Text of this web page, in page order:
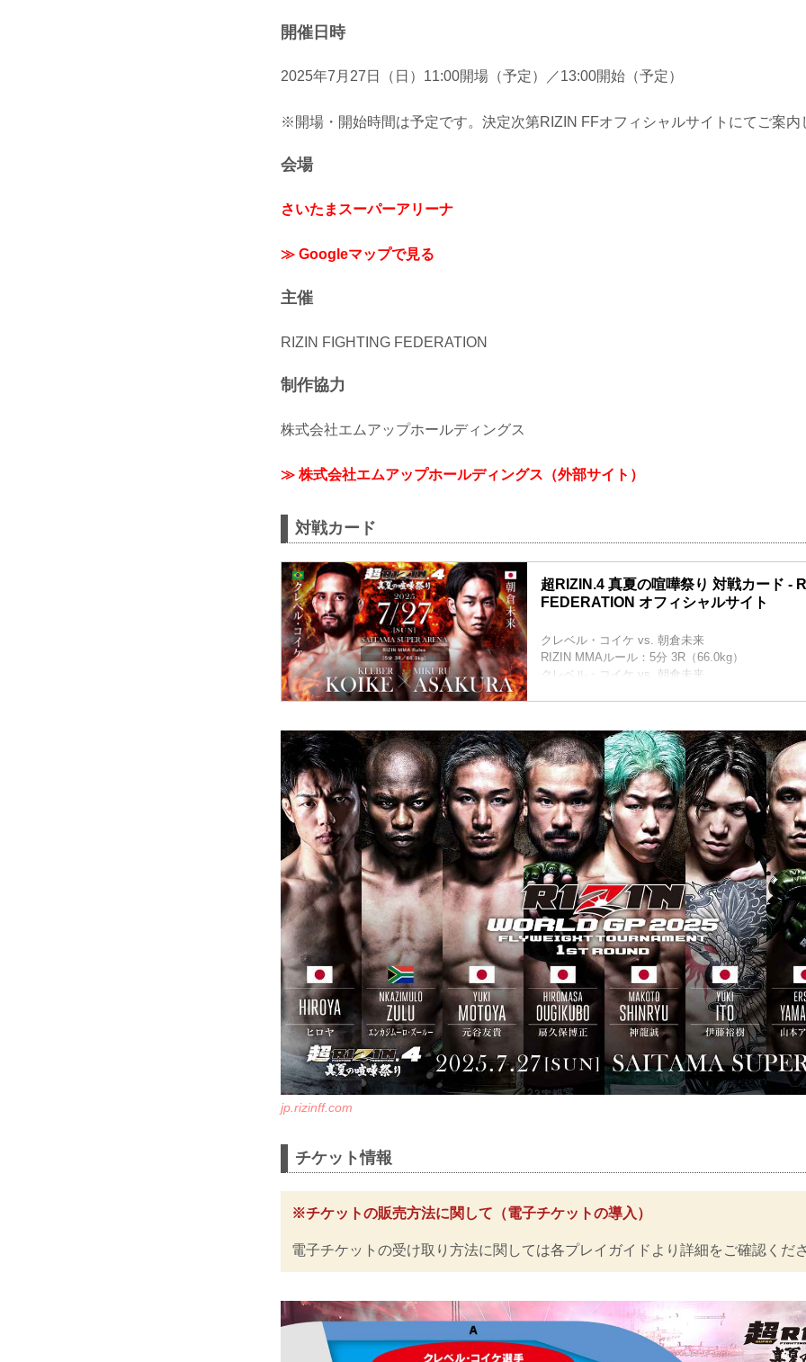
開催日時
2025年7月27日（日）11:00開場（予定）／13:00開始（予定）
※開場・開始時間は予定です。決定次第RIZIN FFオフィシャルサイトにてご案内
会場
さいたまスーパーアリーナ
≫ Googleマップで見る
主催
RIZIN FIGHTING FEDERATION
制作協力
株式会社エムアップホールディングス
≫ 株式会社エムアップホールディングス（外部サイト）
対戦カード
超RIZIN.4 真夏の喧嘩祭り 対戦カード -
FEDERATION オフィシャルサイト
クレベル・コイケ vs. 朝倉未来
RIZIN MMAルール：5分 3R（66.0kg）
クレベル・コイケ vs. 朝倉未来
井上直樹 vs. 福田龍彌
女子スーパーアトム級タイトルマッチ／伊澤星花
女子スーパーアトム級タイトルマッチ
RIZIN MMAルール：5分 3R（49.0kg）
伊澤星花 vs. シン・ユジン
金原正徳 vs....
jp.rizinff.com
チケット情報
※チケットの販売方法に関して（電子チケットの導入）
電子チケットの受け取り方法に関しては各プレイガイドより詳細をご確認くだ